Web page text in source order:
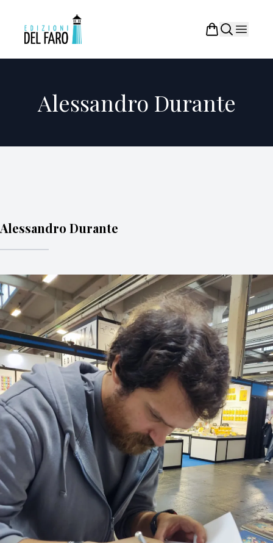
Alessandro Durante
Alessandro Durante